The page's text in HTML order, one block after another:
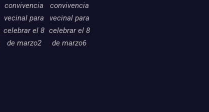
convivencia
vecinal para
celebrar el 8
de marzo2
convivencia
vecinal para
celebrar el 8
de marzo6